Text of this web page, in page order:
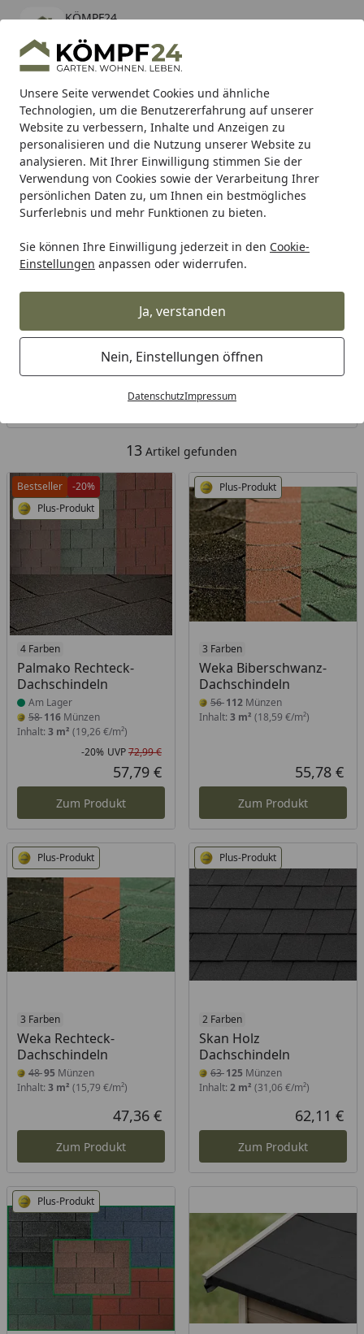
Unsere Seite verwendet Cookies und ähnliche
Technologien, um die Benutzererfahrung auf unserer
Website zu verbessern, Inhalte und Anzeigen zu
personalisieren und die Nutzung unserer Website zu
analysieren. Mit Ihrer Einwilligung stimmen Sie der
Verwendung von Cookies sowie der Verarbeitung Ihrer
persönlichen Daten zu, um Ihnen ein bestmögliches
Surferlebnis und mehr Funktionen zu bieten.
Sie können Ihre Einwilligung jederzeit in den Cookie-
Einstellungen anpassen oder widerrufen.
Ja, verstanden
Nein, Einstellungen öffnen
DatenschutzImpressum
KÖMPF24
kostenlos - Im App Store
Hotline
Alle Produkte
Mein Konto
Suchen
Karibu Pools inkl. gratis Sandfilteranlage & Pool-
Starterset (Gesamtwert bis 468,99€)
Startseite
Gartenhaus Zubehör Dachschindeln für Gartenhäuser
Dachschindeln für Gartenhäuser
Ihre Artikelübersicht
Kategorien
13 Artikel gefunden
Bestseller
-20%
Plus-Produkt
4 Farben
Palmako Rechteck-
Dachschindeln
Produkt am Lager
Am Lager
58116 Münzen
Inhalt: 3 m² (19,26 €/m²)
Rabatt in Prozent
-20%
Ursprünglicher Preis
UVP72,99 €
Aktueller Preis
57,79 €
Zum Produkt
Plus-Produkt
3 Farben
Weka Biberschwanz-
Dachschindeln
56112Münzen
Inhalt: 3 m² (18,59 €/m²)
55,78 €
Zum Produkt
Plus-Produkt
3 Farben
Weka Rechteck-
Dachschindeln
4895 Münzen
Inhalt: 3 m² (15,79 €/m²)
Aktueller Preis
47,36 €
Zum Produkt
Plus-Produkt
2 Farben
Skan Holz
Dachschindeln
63125 Münzen
Inhalt: 2 m² (31,06 €/m²)
62,11 €
Zum Produkt
Plus-Produkt